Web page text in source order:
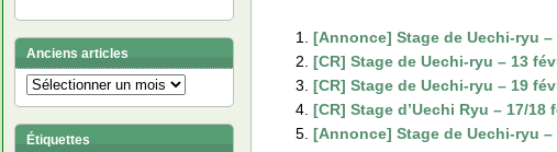
[Annonce] Stage de Uechi-ryu –
[CR] Stage de Uechi-ryu – 13
[CR] Stage de Uechi-ryu – 19
[CR] Stage d’Uechi Ryu – 17/18
[Annonce] Stage de Uechi-ryu –
Anciens articles
Anciens
articles
Étiquettes